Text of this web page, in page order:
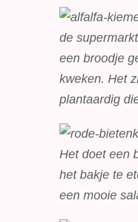
de
een broodje
kweken. Het
plantaardig
Het doet een
het bakje te
een mooie